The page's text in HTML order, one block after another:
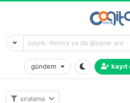
gündem kayıt
sıralama